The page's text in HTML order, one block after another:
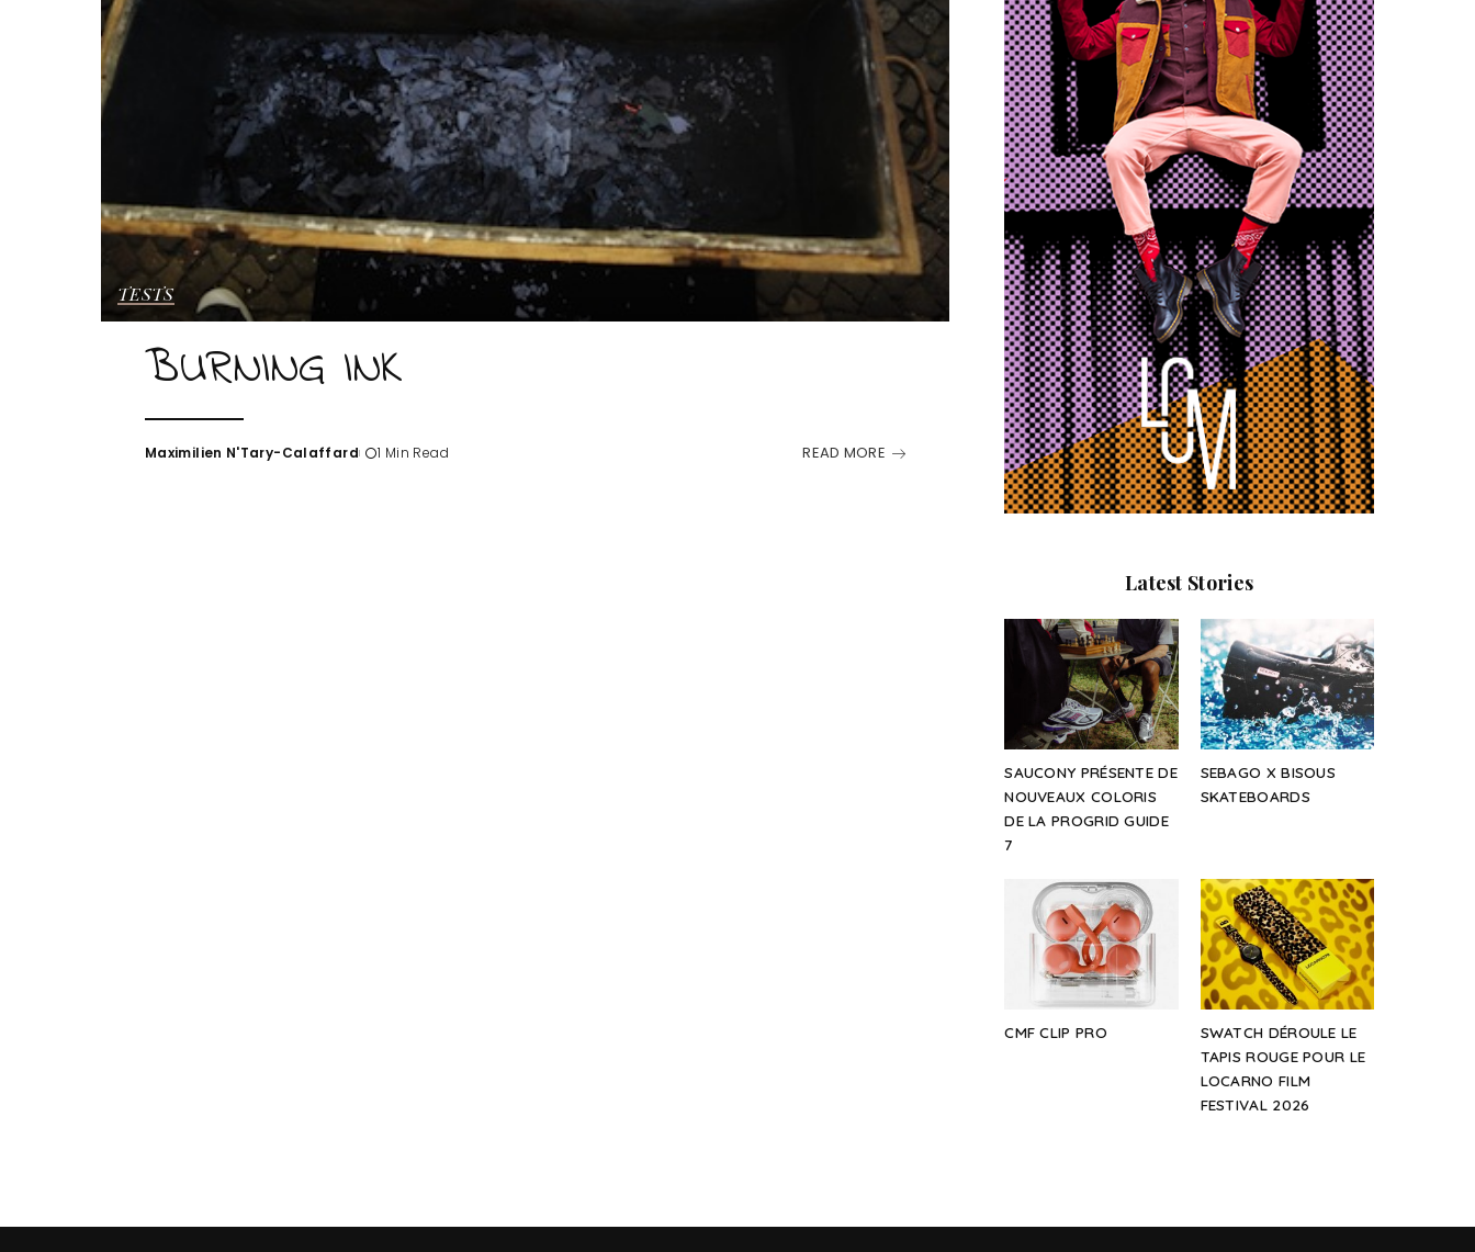
TESTS
BURNING INK
Posted
Maximilien N'Tary-Calaffard 1 Min Read READ MORE
Latest Stories
SAUCONY PRÉSENTE DE
NOUVEAUX COLORIS
DE LA PROGRID GUIDE
7
SEBAGO X BISOUS
SKATEBOARDS
CMF CLIP PRO
SWATCH DÉROULE LE
TAPIS ROUGE POUR LE
LOCARNO FILM
FESTIVAL 2026